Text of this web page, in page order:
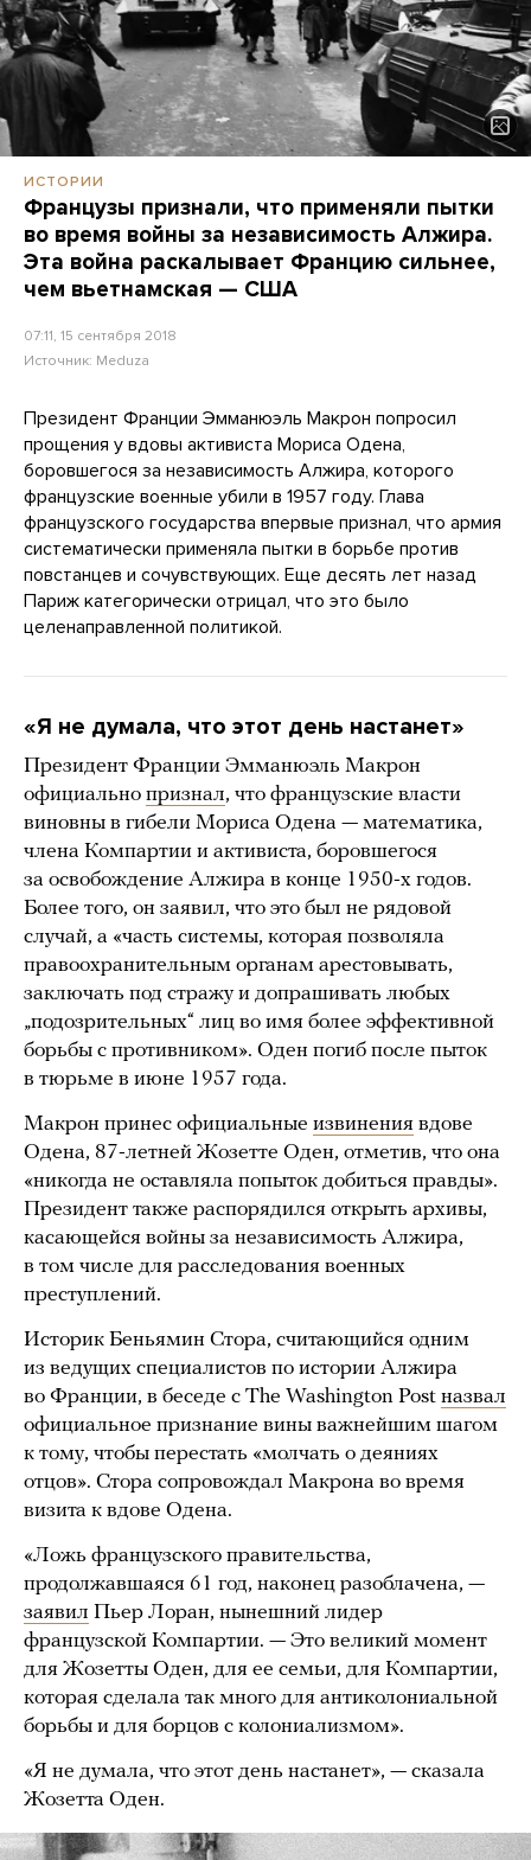
ИСТОРИИ
Французы признали, что применяли пытки
во время войны за независимость Алжира.
Эта война раскалывает Францию сильнее,
чем вьетнамская — США
07:11, 15 сентября 2018
Источник: Meduza
Президент Франции Эмманюэль Макрон попросил
прощения у вдовы активиста Мориса Одена,
боровшегося за независимость Алжира, которого
французские военные убили в 1957 году. Глава
французского государства впервые признал, что армия
систематически применяла пытки в борьбе против
повстанцев и сочувствующих. Еще десять лет назад
Париж категорически отрицал, что это было
целенаправленной политикой.
«Я не думала, что этот день настанет»
Президент Франции Эмманюэль Макрон
официально признал, что французские власти
виновны в гибели Мориса Одена — математика,
члена Компартии и активиста, боровшегося
за освобождение Алжира в конце 1950-х годов.
Более того, он заявил, что это был не рядовой
случай, а «часть системы, которая позволяла
правоохранительным органам арестовывать,
заключать под стражу и допрашивать любых
„подозрительных“ лиц во имя более эффективной
борьбы с противником». Оден погиб после пыток
в тюрьме в июне 1957 года.
Макрон принес официальные извинения вдове
Одена, 87-летней Жозетте Оден, отметив, что она
«никогда не оставляла попыток добиться правды».
Президент также распорядился открыть архивы,
касающейся войны за независимость Алжира,
в том числе для расследования военных
преступлений.
Историк Беньямин Стора, считающийся одним
из ведущих специалистов по истории Алжира
во Франции, в беседе с The Washington Post назвал
официальное признание вины важнейшим шагом
к тому, чтобы перестать «молчать о деяниях
отцов». Стора сопровождал Макрона во время
визита к вдове Одена.
«Ложь французского правительства,
продолжавшаяся 61 год, наконец разоблачена, —
заявил Пьер Лоран, нынешний лидер
французской Компартии. — Это великий момент
для Жозетты Оден, для ее семьи, для Компартии,
которая сделала так много для антиколониальной
борьбы и для борцов с колониализмом».
«Я не думала, что этот день настанет», — сказала
Жозетта Оден.